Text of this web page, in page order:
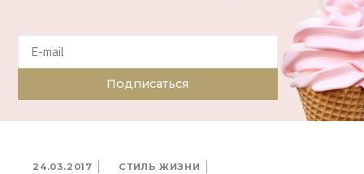
Подписаться
24.03.2017 СТИЛЬ ЖИЗНИ